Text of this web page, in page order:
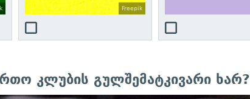
Freepik
კლუბის გულშემატკივარი ხარ?